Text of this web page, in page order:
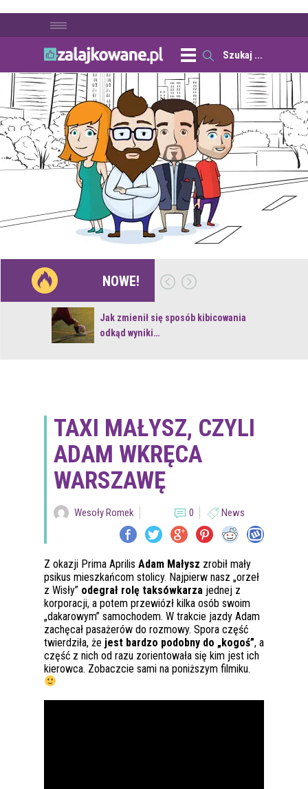
NOWE!
Jak zmienił się sposób kibicowania
odkąd wyniki…
TAXI MAŁYSZ, CZYLI
ADAM WKRĘCA
WARSZAWĘ
Wesoły Romek 0 News
Z okazji Prima Aprilis Adam Małysz zrobił mały
psikus mieszkańcom stolicy. Najpierw nasz „orzeł
z Wisły” odegrał rolę taksówkarza jednej z
korporacji, a potem przewiózł kilka osób swoim
„dakarowym” samochodem. W trakcie jazdy Adam
zachęcał pasażerów do rozmowy. Spora część
twierdziła, że jest bardzo podobny do „kogoś”, a
część z nich od razu zorientowała się kim jest ich
kierowca. Zobaczcie sami na poniższym filmiku.